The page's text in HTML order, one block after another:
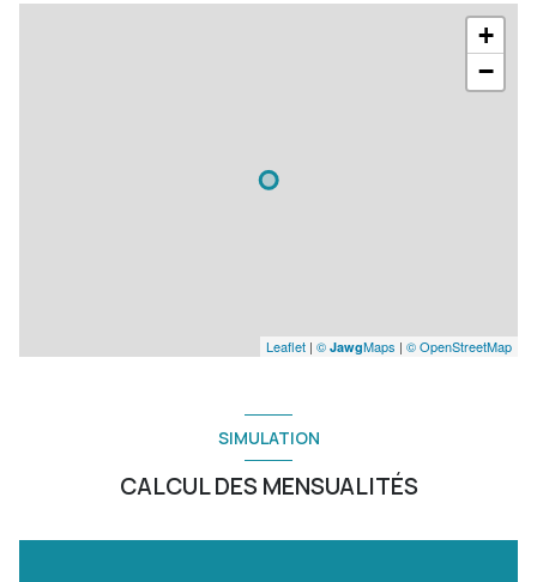
+
−
Leaflet | © JawgMaps | © OpenStreetMap
SIMULATION
CALCUL DES MENSUALITÉS